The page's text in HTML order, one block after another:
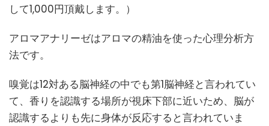
して1,000円頂戴します。）
アロマアナリーゼはアロマの精油を使った心理分析方
法です。
嗅覚は12対ある脳神経の中でも第1脳神経と言われてい
て、香りを認識する場所が視床下部に近いため、脳が
認識するよりも先に身体が反応すると言われていま